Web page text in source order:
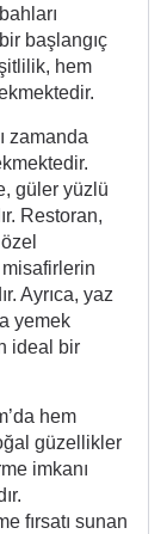
başlangıç
hem
zamanda
güler yüzlü
Restoran,
Ayrıca, yaz
yemek
ideal bir
hem
güzellikler
imkanı
fırsatı sunan